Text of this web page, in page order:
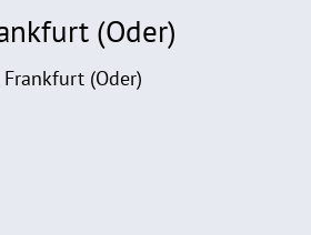
(Oder)
(Oder)